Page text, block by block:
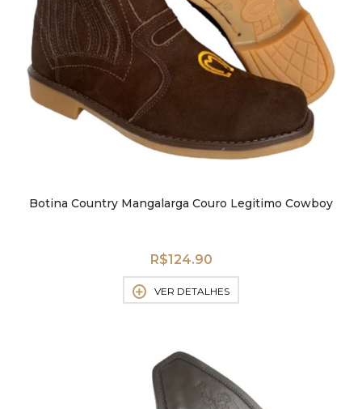
Botina Country Mangalarga Couro Legitimo Cowboy
R$124.90
VER DETALHES